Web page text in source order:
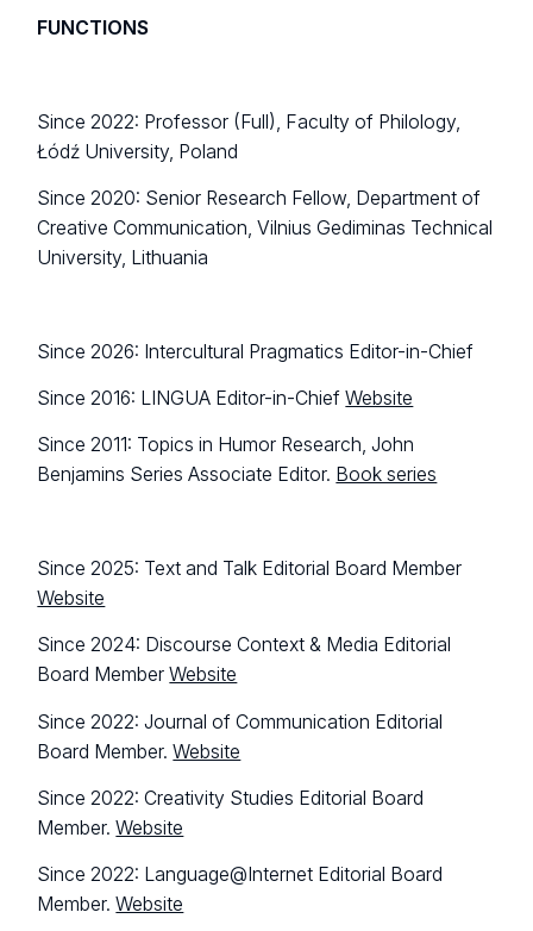
FUNCTIONS
Since 2022: Professor (Full), Faculty of Philology,
Łódź University, Poland
Since 2020: Senior Research Fellow, Department of
Creative Communication, Vilnius Gediminas Technical
University, Lithuania
Since 2026: Intercultural Pragmatics Editor-in-Chief
Since 2016: LINGUA Editor-in-ChiefWebsite
Since 2011: Topics in Humor Research, John
Benjamins Series Associate Editor. Book series
Since 2025: Text and Talk Editorial Board Member
Website
Since 2024: Discourse Context & Media Editorial
Board MemberWebsite
Since 2022: Journal of Communication Editorial
Board Member.Website
Since 2022: Creativity Studies Editorial Board
Member.Website
Since 2022: Language@Internet Editorial Board
Member.Website